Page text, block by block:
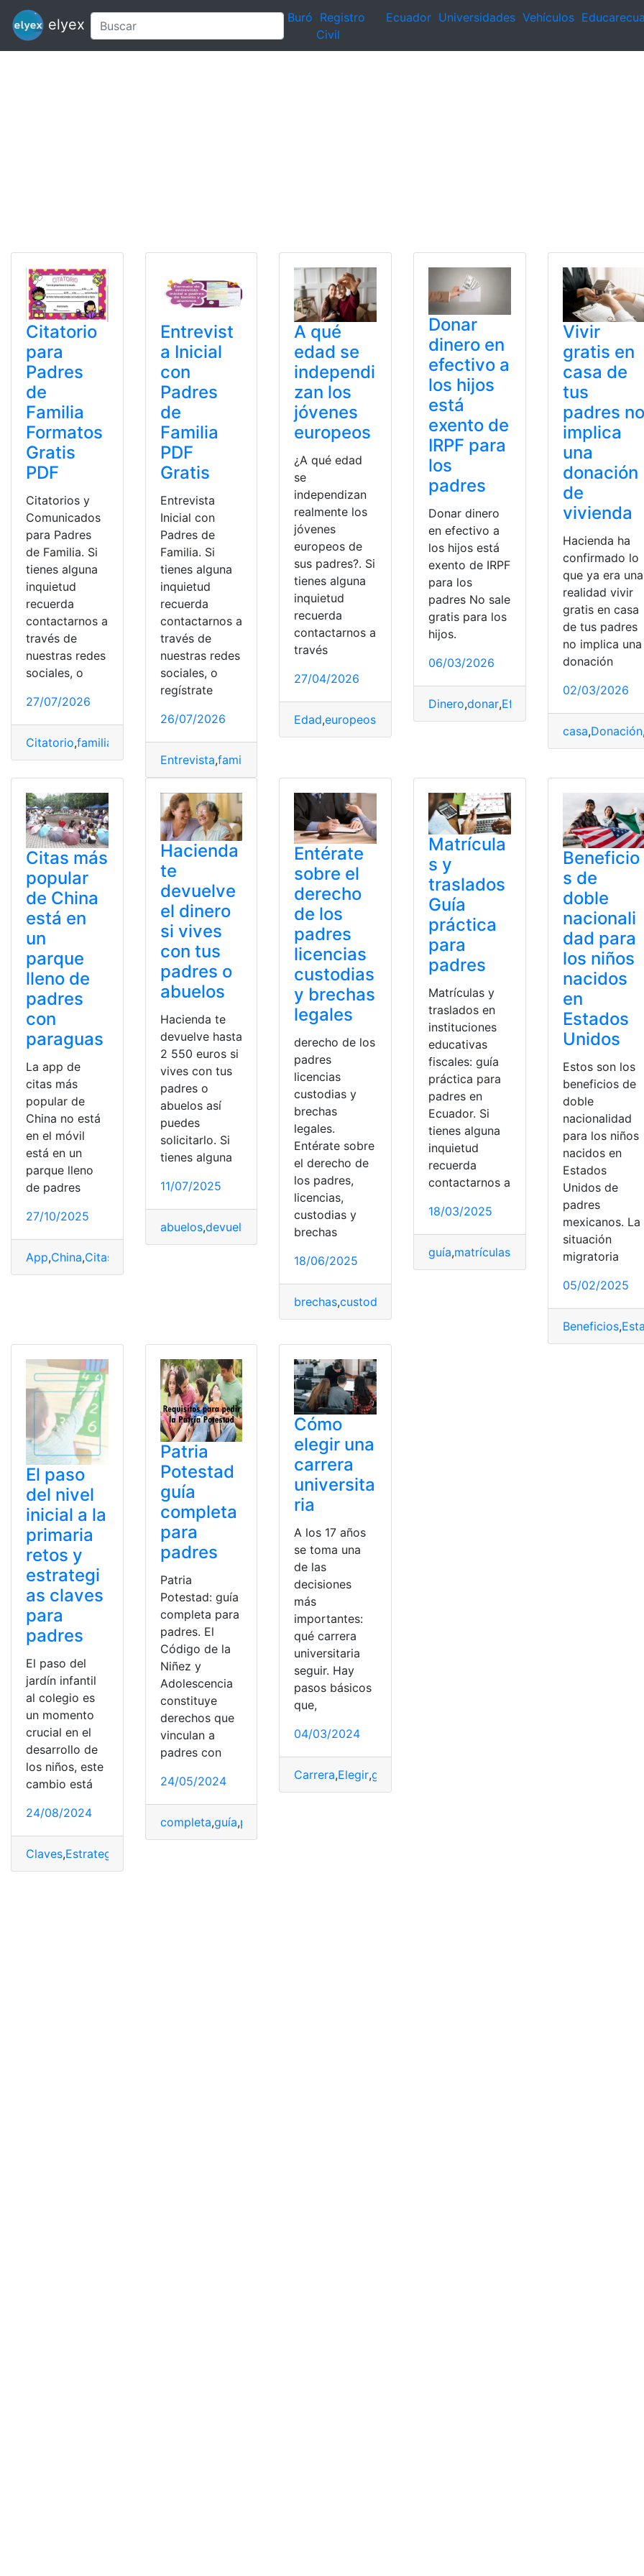
elyex Buró Registro
Civil
Ecuador Universidades Vehículos
Citatorio
para
Padres
de
Familia
Formatos
Gratis
PDF
Citatorios y
Comunicados
para Padres
de Familia. Si
tienes alguna
inquietud
recuerda
contactarnos a
través de
nuestras redes
sociales, o
27/07/2026
Citatorio,familia formatos,Gratis,padres,PDF
Entrevist
a Inicial
con
Padres
de
Familia
PDF
Gratis
Entrevista
Inicial con
Padres de
Familia. Si
tienes alguna
inquietud
recuerda
contactarnos a
través de
nuestras redes
sociales, o
regístrate
26/07/2026
Entrevista,familia
A qué
edad se
independi
zan los
jóvenes
europeos
¿A qué edad
se
independizan
realmente los
jóvenes
europeos de
sus padres?. Si
tienes alguna
inquietud
recuerda
contactarnos a
través
27/04/2026
Edad,europeos independizan,Jóvenes,padres
Donar
dinero en
efectivo a
los hijos
está
exento de
IRPF para
los
padres
Donar dinero
en efectivo a
los hijos está
exento de IRPF
para los
padres No sale
gratis para los
hijos.
06/03/2026
Dinero,donar,Efectivo
Vivir
gratis en
casa de
tus
padres no
implica
una
donación
de
vivienda
Hacienda ha
confirmado lo
que ya era una
realidad vivir
gratis en casa
de tus padres
no implica una
donación
02/03/2026
casa,Donación,
Citas más
popular
de China
está en
un
parque
lleno de
padres
con
paraguas
La app de
citas más
popular de
China no está
en el móvil
está en un
parque lleno
de padres
27/10/2025
App,China,Citas Parque,Popular
Hacienda
te
devuelve
el dinero
si vives
con tus
padres o
abuelos
Hacienda te
devuelve hasta
2 550 euros si
vives con tus
padres o
abuelos así
puedes
solicitarlo. Si
tienes alguna
11/07/2025
abuelos,devuelve España,Euros ,Hacienda
Entérate
sobre el
derecho
de los
padres
licencias
custodias
y brechas
legales
derecho de los
padres
licencias
custodias y
brechas
legales.
Entérate sobre
el derecho de
los padres,
licencias,
custodias y
brechas
18/06/2025
brechas,custodias
Matrícula
s y
traslados
Guía
práctica
para
padres
Matrículas y
traslados en
instituciones
educativas
fiscales: guía
práctica para
padres en
Ecuador. Si
tienes alguna
inquietud
recuerda
contactarnos a
18/03/2025
guía,matrículas, práctica,
Beneficio
s de
doble
nacionali
dad para
los niños
nacidos
en
Estados
Unidos
Estos son los
beneficios de
doble
nacionalidad
para los niños
nacidos en
Estados
Unidos de
padres
mexicanos. La
situación
migratoria
05/02/2025
Beneficios,
El paso
del nivel
inicial a la
primaria
retos y
estrategi
as claves
para
padres
El paso del
jardín infantil
al colegio es
un momento
crucial en el
desarrollo de
los niños, este
cambio está
24/08/2024
Claves,Estrategias
Patria
Potestad
guía
completa
para
padres
Patria
Potestad: guía
completa para
padres. El
Código de la
Niñez y
Adolescencia
constituye
derechos que
vinculan a
padres con
24/05/2024
completa,guía,padres
Cómo
elegir una
carrera
universita
ria
A los 17 años
se toma una
de las
decisiones
más
importantes:
qué carrera
universitaria
seguir. Hay
pasos básicos
que,
04/03/2024
Carrera,Elegir,guía